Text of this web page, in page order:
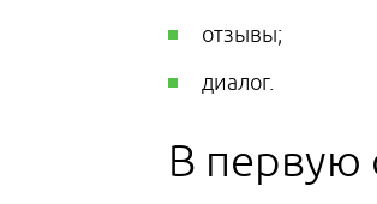
отзывы;
диалог.
В первую